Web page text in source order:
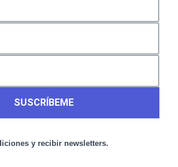
SUSCRÍBEME
y recibir newsletters.